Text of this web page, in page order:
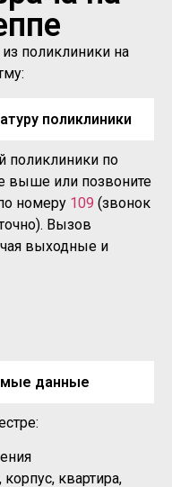
поликлиники на
поликлиники
поликлиники по
выше или позвоните
номеру 109 (звонок
Вызов
выходные и
данные
квартира,